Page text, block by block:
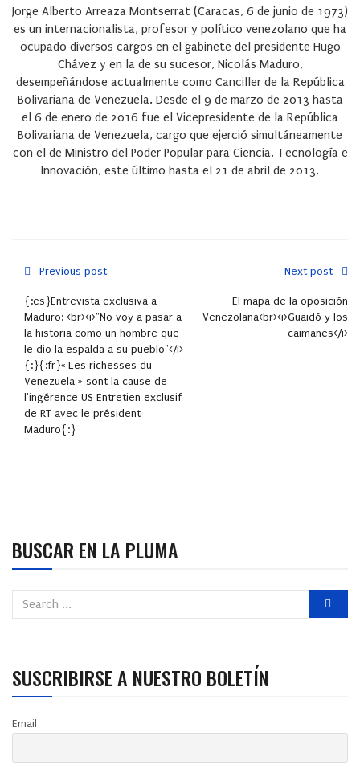
Jorge Alberto Arreaza Montserrat (Caracas, 6 de junio de 1973)
es un internacionalista, profesor y político venezolano que ha
ocupado diversos cargos en el gabinete del presidente Hugo
Chávez y en la de su sucesor, Nicolás Maduro,
desempeñándose actualmente como Canciller de la República
Bolivariana de Venezuela. Desde el 9 de marzo de 2013 hasta
el 6 de enero de 2016 fue el Vicepresidente de la República
Bolivariana de Venezuela, cargo que ejerció simultáneamente
con el de Ministro del Poder Popular para Ciencia, Tecnología e
Innovación, este último hasta el 21 de abril de 2013.
Previous post
{:es}Entrevista exclusiva a
Maduro: <br><i>"No voy a pasar a
la historia como un hombre que
le dio la espalda a su pueblo"</i>
{:}{:fr}« Les richesses du
Venezuela » sont la cause de
l'ingérence US Entretien exclusif
de RT avec le président
Maduro{:}
Next post
El mapa de la oposición
Venezolana<br><i>Guaidó y los
caimanes</i>
BUSCAR EN LA PLUMA
SUSCRIBIRSE A NUESTRO BOLETÍN
Email